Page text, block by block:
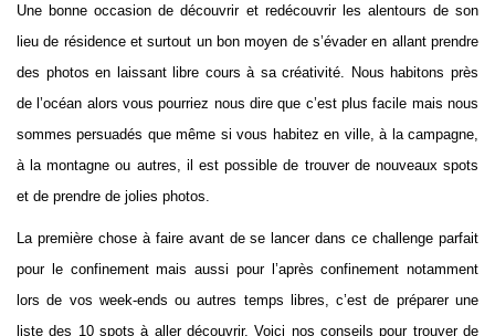
Une bonne occasion de découvrir et redécouvrir les alentours de son
lieu de résidence et surtout un bon moyen de s’évader en allant prendre
des photos en laissant libre cours à sa créativité. Nous habitons près
de l’océan alors vous pourriez nous dire que c’est plus facile mais nous
sommes persuadés que même si vous habitez en ville, à la campagne,
à la montagne ou autres, il est possible de trouver de nouveaux spots
et de prendre de jolies photos.
La première chose à faire avant de se lancer dans ce challenge parfait
pour le confinement mais aussi pour l’après confinement notamment
lors de vos week-ends ou autres temps libres, c’est de préparer une
liste des 10 spots à aller découvrir. Voici nos conseils pour trouver de